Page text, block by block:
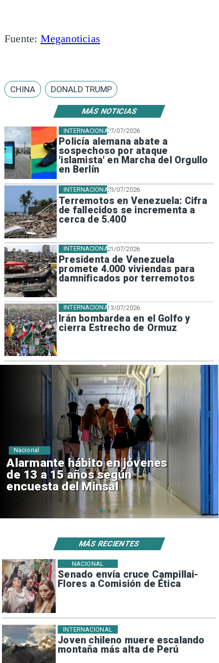
MÁS NOTICIAS
27/07/2026
Policía alemana abate a
sospechoso por ataque
'islamista' en Marcha del Orgullo
en Berlín
INTERNACIONAL
23/07/2026
Terremotos en Venezuela: Cifra
de fallecidos se incrementa a
cerca de 5.400
INTERNACIONAL
21/07/2026
Presidenta de Venezuela
promete 4.000 viviendas para
damnificados por terremotos
INTERNACIONAL
13/07/2026
Irán bombardea en el Golfo y
cierra Estrecho de Ormuz
INTERNACIONAL
Fuente: Meganoticias
CHINA DONALD TRUMP
Aprueban creación del Parque
Sebastián Piñera con inversión
de $4 mil millones
Regiones
Senado envía cruce Campillai-
Flores a Comisión de Ética
NACIONAL
Joven chileno muere escalando
montaña más alta de Perú
INTERNACIONAL
MÁS RECIENTES